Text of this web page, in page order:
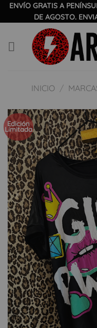
Saltar
contenido
ENVÍO GRATIS A
DE AGOSTO.
INICIO /
Edición
Limitada